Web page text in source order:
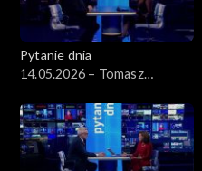
Pytanie dnia
14.05.2026 – Tomasz